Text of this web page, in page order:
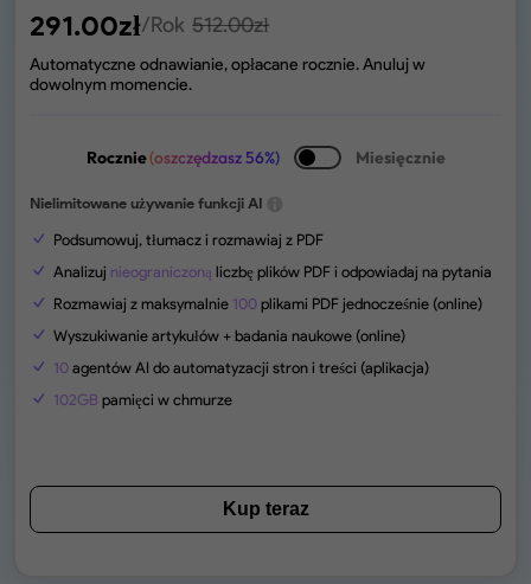
291.00zł/Rok 512.00zł
Automatyczne odnawianie, opłacane rocznie. Anuluj w
dowolnym momencie.
Rocznie(oszczędzasz 56%) Miesięcznie
Nielimitowane używanie funkcji AI
Podsumowuj, tłumacz i rozmawiaj z PDF
Analizuj nieograniczoną liczbę plików PDF i odpowiadaj na pytania
Rozmawiaj z maksymalnie 100 plikami PDF jednocześnie (online)
Wyszukiwanie artykułów + badania naukowe (online)
10 agentów AI do automatyzacji stron i treści (aplikacja)
102GB pamięci w chmurze
Kup teraz